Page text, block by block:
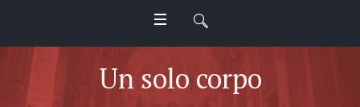
Un solo corpo